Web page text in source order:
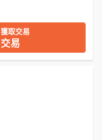
獲取交易
交易